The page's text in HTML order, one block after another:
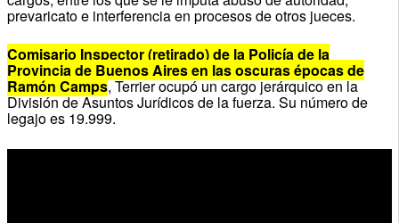
prevaricato e interferencia en procesos de otros jueces.
Comisario Inspector (retirado) de la Policía de la
Provincia de Buenos Aires en las oscuras épocas de
Ramón Camps, Terrier ocupó un cargo jerárquico en la
División de Asuntos Jurídicos de la fuerza. Su número de
legajo es 19.999.